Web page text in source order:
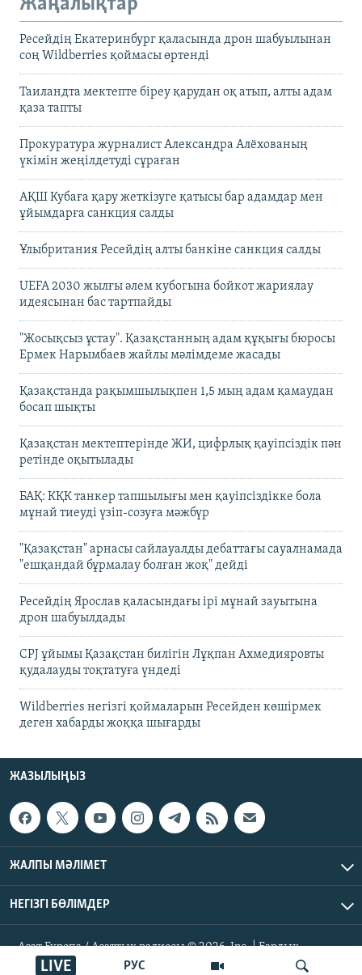
РУС
LIVE
Ресейдің Екатеринбург қаласында дрон шабуылынан
соң Wildberries қоймасы өртенді
Таиландта мектепте біреу қарудан оқ атып, алты адам
қаза тапты
Прокуратура журналист Александра Алёхованың
үкімін жеңілдетуді сұраған
АҚШ Кубаға қару жеткізуге қатысы бар адамдар мен
ұйымдарға санкция салды
Ұлыбритания Ресейдің алты банкіне санкция салды
UEFA 2030 жылғы әлем кубогына бойкот жариялау
идеясынан бас тартпайды
"Жосықсыз ұстау". Қазақстанның адам құқығы бюросы
Ермек Нарымбаев жайлы мәлімдеме жасады
Қазақстанда рақымшылықпен 1,5 мың адам қамаудан
босап шықты
Қазақстан мектептерінде ЖИ, цифрлық қауіпсіздік пән
ретінде оқытылады
БАҚ: КҚК танкер тапшылығы мен қауіпсіздікке бола
мұнай тиеуді үзіп-созуға мәжбүр
"Қазақстан" арнасы сайлауалды дебаттағы сауалнамада
"ешқандай бұрмалау болған жоқ" дейді
Ресейдің Ярослав қаласындағы ірі мұнай зауытына
дрон шабуылдады
CPJ ұйымы Қазақстан билігін Лұқпан Ахмедияровты
қудалауды тоқтатуға үндеді
Wildberries негізгі қоймаларын Ресейден көшірмек
деген хабарды жоққа шығарды
ЖАЗЫЛЫҢЫЗ
ЖАЛПЫ МӘЛІМЕТ
НЕГІЗГІ БӨЛІМДЕР
Азат Еуропа / Азаттық радиосы © 2026, Inc. | Барлық
құқықтары қорғалған